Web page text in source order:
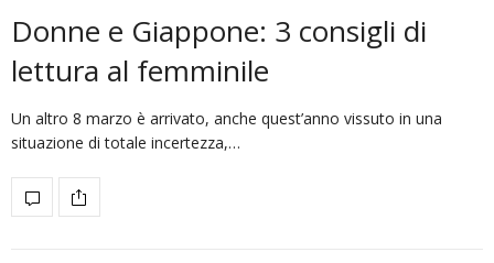
Donne e Giappone: 3 consigli di
lettura al femminile
Un altro 8 marzo è arrivato, anche quest’anno vissuto in una
situazione di totale incertezza,…